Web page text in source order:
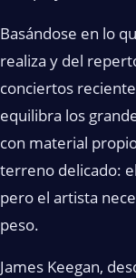
Basándose en lo
realiza y del
conciertos
equilibra los
con material
terreno delicado:
pero el artista
peso.
James Keegan,